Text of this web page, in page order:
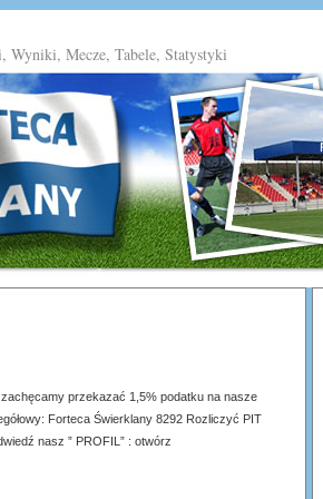
Mecze, Tabele, Statystyki
przekazać 1,5% podatku na nasze
Forteca Świerklany 8292 Rozliczyć PIT
nasz ” PROFIL” : otwórz